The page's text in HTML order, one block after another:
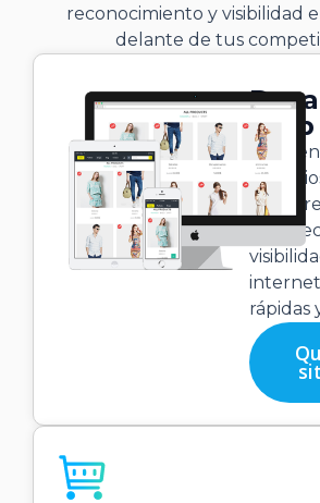
reconocimiento y visibilidad
delante de tus
Web
y
que
rápidas